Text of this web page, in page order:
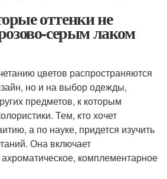
оттенки не
серым лаком
цветов распространяются
но и на выбор одежды,
предметов, к которым
Тем, кто хочет
а по науке, придется изучить
Она включает
комплементарное